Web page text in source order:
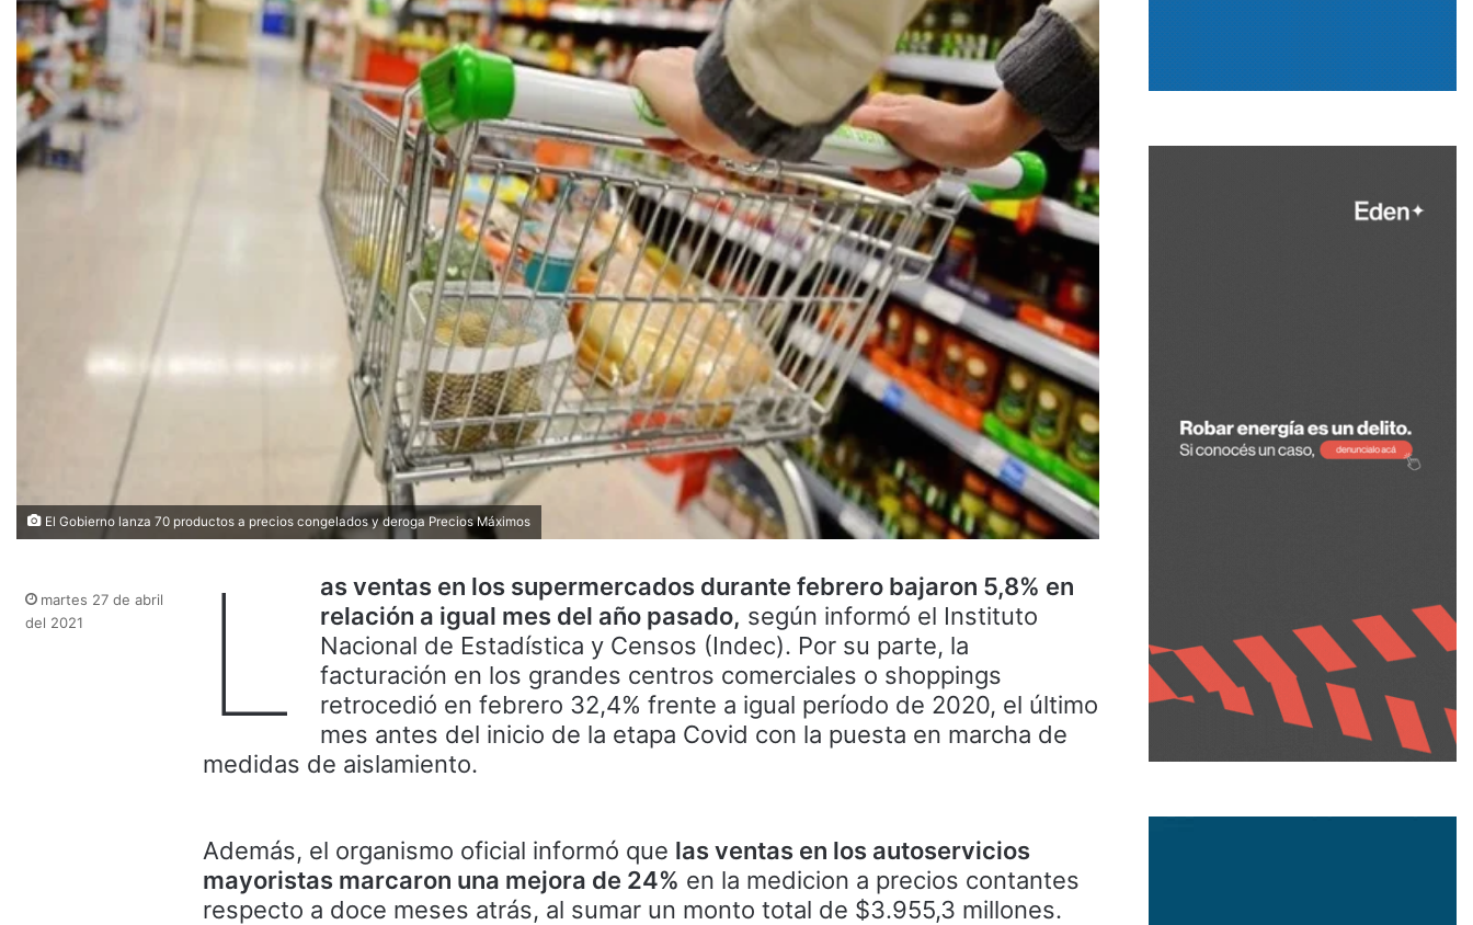
El Gobierno lanza 70 productos a precios congelados y deroga Precios Máximos
L
as ventas en los supermercados durante febrero bajaron 5,8% en
relación a igual mes del año pasado, según informó el Instituto
Nacional de Estadística y Censos (Indec). Por su parte, la
facturación en los grandes centros comerciales o shoppings
retrocedió en febrero 32,4% frente a igual período de 2020, el último
mes antes del inicio de la etapa Covid con la puesta en marcha de
medidas de aislamiento.
Además, el organismo oficial informó que las ventas en los autoservicios
mayoristas marcaron una mejora de 24% en la medicion a precios contantes
respecto a doce meses atrás, al sumar un monto total de $3.955,3 millones.
martes 27 de abril
del 2021